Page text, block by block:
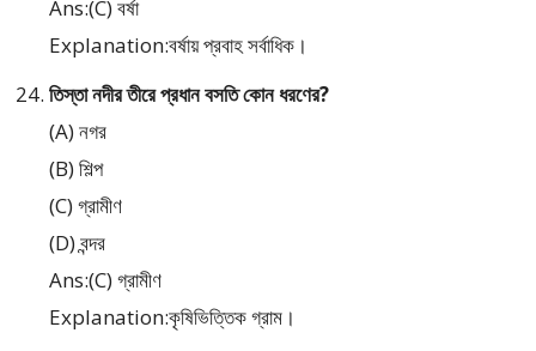
Ans:(C) বর্ষা
Explanation:বর্ষায় প্রবাহ সর্বাধিক।
তিস্তা নদীর তীরে প্রধান বসতি কোন ধরণের?
(A) নগর
(B) শিল্প
(C) গ্রামীণ
(D) বন্দর
Ans:(C) গ্রামীণ
Explanation:কৃষিভিত্তিক গ্রাম।